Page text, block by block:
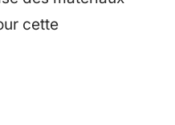
cette